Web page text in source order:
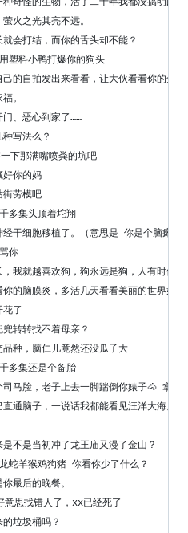
火之光其亮不远。
会打结，而你的舌头却不能？
塑料小鸭打爆你的狗头
己的自拍发出来看看，让大伙看看你的全
。
门、恶心到家了……
写法么？
下那满嘴喷粪的坑吧
好你的妈
街劳模吧
多集头顶着坨翔
干细胞移植了。（意思是 你是个脑瘫）
你
我就越喜欢狗，狗永远是狗，人有时候不
的脑膜炎，多活几天看看美丽的世界好不
了
转转找不着母亲？
种，脑仁儿竟然还没瓜子大
多集还是个备胎
司马脸，老子上去一脚踹倒你婊子🐴 拿
通脑子，一说话我都能看见汪洋大海。
不是当初冲了龙王庙又漫了金山？
蛇羊猴鸡狗猪 你看你少了什么？
最后的晚餐。
意思找错人了，xx已经死了
垃圾桶吗？